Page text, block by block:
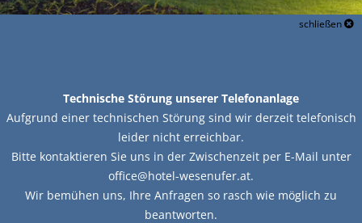
schließen
Technische Störung unserer Telefonanlage
Aufgrund einer technischen Störung sind wir derzeit telefonisch
leider nicht erreichbar.
Bitte kontaktieren Sie uns in der Zwischenzeit per E-Mail unter
office@hotel-wesenufer.at.
Wir bemühen uns, Ihre Anfragen so rasch wie möglich zu
beantworten.